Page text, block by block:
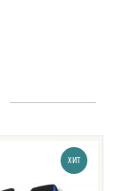
ХИТ